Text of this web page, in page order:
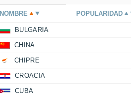
NOMBRE POPULARIDAD
BULGARIA
CHINA
CHIPRE
CROACIA
CUBA